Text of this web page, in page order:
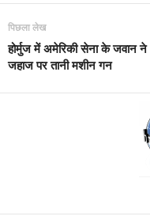
पिछला लेख
होर्मुज में अमेरिकी सेना के जवान ने
जहाज पर तानी मशीन गन